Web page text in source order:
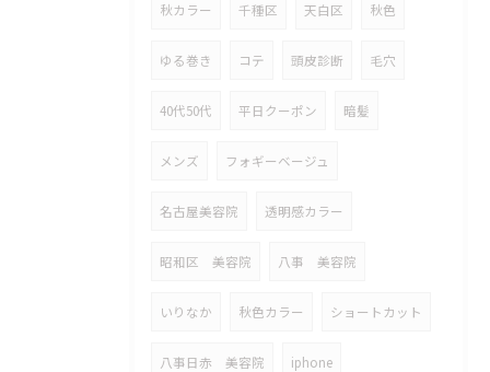
秋カラー 千種区 天白区 秋色
ゆる巻き コテ 頭皮診断 毛穴
40代50代 平日クーポン 暗髪
メンズ フォギーベージュ
名古屋美容院 透明感カラー
昭和区 美容院 八事 美容院
いりなか 秋色カラー ショートカット
八事日赤 美容院 iphone